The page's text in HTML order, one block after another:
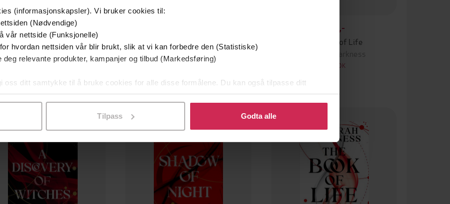
(informasjonskapsler). Vi bruker cookies til:
(Nødvendige)
vår nettside (Funksjonelle)
hvordan nettsiden vår blir brukt, slik at vi kan forbedre den (Statistiske)
relevante produkter, kampanjer og tilbud (Markedsføring)
oss ditt samtykke til å bruke cookies for alle disse formålene. Du kan også tilpasse ditt
ved å klikke på «Tilpass». Du kan når som helst trekke tilbake eller endre ditt samtykke.
Tilpass Godta alle
355,-
The World of All Souls
Deborah Harkness
LYDBOK
The World of All Souls
Deborah Harkness
296,-
The Book of Life
Deborah Harkness
LYDBOK